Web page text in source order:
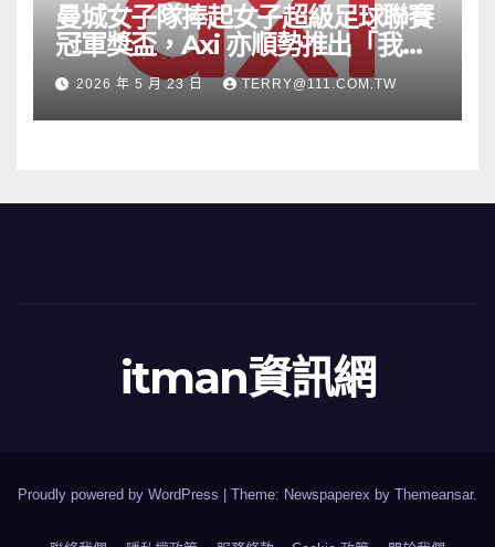
曼城女子隊捧起女子超級足球聯賽
冠軍獎盃，Axi 亦順勢推出「我的
根源」宣傳活動
2026 年 5 月 23 日 TERRY@111.COM.TW
itman資訊網
Proudly powered by WordPress Theme: Newspaperex by Themeansar.